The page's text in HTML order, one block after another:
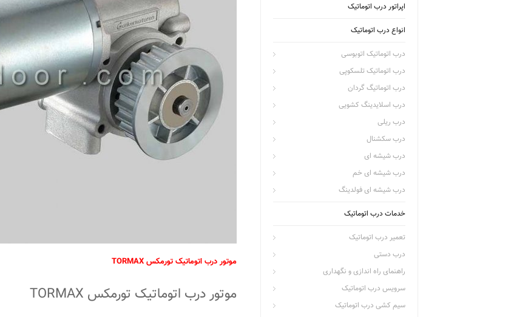
موتور درب اتوماتیک تورمکس TORMAX
موتور درب اتوماتیک تورمکس TORMAX
اپراتور درب اتوماتیک
انواع درب اتوماتیک
درب اتوماتیک اتوبوسی
درب اتوماتیک تلسکوپی
درب اتوماتیگ گردان
درب اسلایدینگ کشویی
درب ریلی
درب سکشنال
درب شیشه ای
درب شیشه ای خم
درب شیشه ای فولدینگ
خدمات درب اتوماتیک
تعمیر درب اتوماتیک
درب دستی
راهنمای راه اندازی و نگهداری
سرویس درب اتوماتیک
سیم کشی درب اتوماتیک